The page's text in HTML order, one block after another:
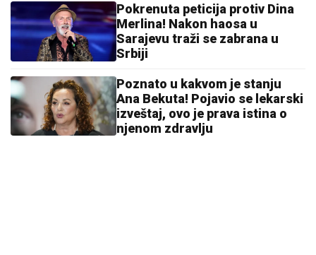
Pokrenuta peticija protiv Dina
Merlina! Nakon haosa u
Sarajevu traži se zabrana u
Srbiji
Poznato u kakvom je stanju
Ana Bekuta! Pojavio se lekarski
izveštaj, ovo je prava istina o
njenom zdravlju